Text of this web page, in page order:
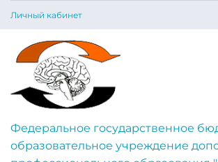
Личный кабинет
Федеральное государственное
образовательное учреждение